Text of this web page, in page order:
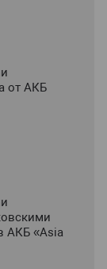
от АКБ
АКБ «Asia